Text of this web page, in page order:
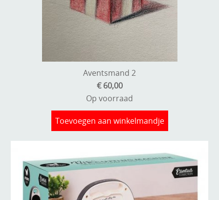
Kleurmateriaal-tekenmateriaal
Kneedmateriaal
Leuke versieringen
Netjes opbergen
Ribbelaar
Snijmaterialen
Aventsmand 2
€ 60,00
Op voorraad
Toevoegen aan winkelmandje